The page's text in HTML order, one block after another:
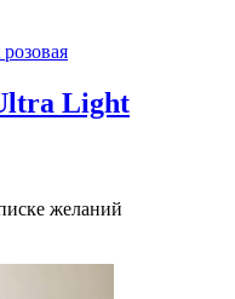
Light
желаний